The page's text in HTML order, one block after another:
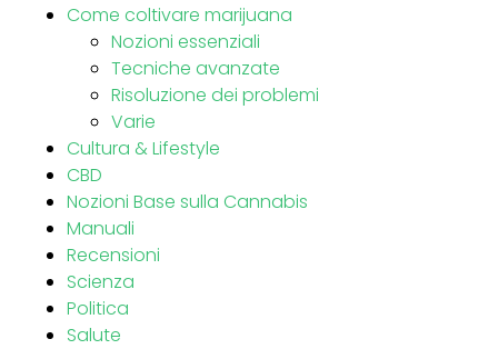
Come coltivare marijuana
Nozioni essenziali
Tecniche avanzate
Risoluzione dei problemi
Varie
Cultura & Lifestyle
CBD
Nozioni Base sulla Cannabis
Manuali
Recensioni
Scienza
Politica
Salute